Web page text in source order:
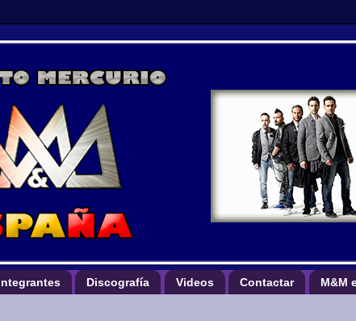
Discografía Videos Contactar M&M